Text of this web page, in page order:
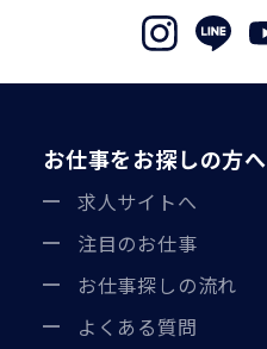
お仕事をお探しの方へ
求人サイトへ
注目のお仕事
お仕事探しの流れ
よくある質問